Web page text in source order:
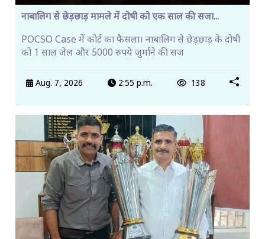
नाबालिग से छेड़छाड़ मामले में दोषी को एक साल की सजा...
POCSO Case में कोर्ट का फैसला। नाबालिग से छेड़छाड़ के दोषी
को 1 साल जेल और 5000 रुपये जुर्माने की सज
Aug. 7, 2026 2:55 p.m. 138